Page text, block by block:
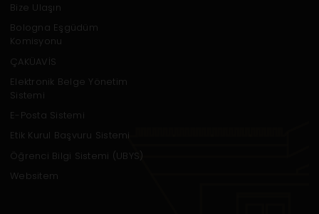
Bize Ulaşın
Bologna Eşgüdüm
Komisyonu
ÇAKÜAVİS
Elektronik Belge Yönetim
Sistemi
E-Posta Sistemi
Etik Kurul Başvuru Sistemi
Öğrenci Bilgi Sistemi (UBYS)
Websitem